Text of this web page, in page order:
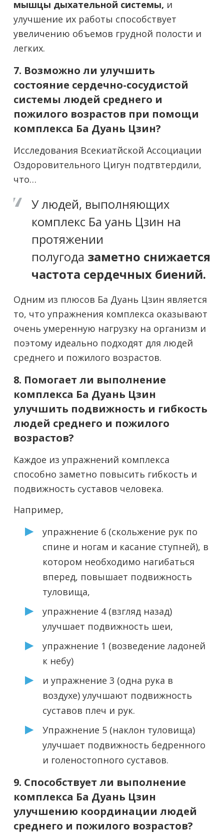
мышцы дыхательной системы, и
улучшение их работы способствует
увеличению объемов грудной полости и
легких.
7. Возможно ли улучшить
состояние сердечно-сосудистой
системы людей среднего и
пожилого возрастов при помощи
комплекса Ба Дуань Цзин?
Исследования Всекиатйской Ассоциации
Оздоровительного Цигун подтвтердили,
что…
У людей, выполняющих
комплекс Ба уань Цзин на
протяжении
полугода заметно снижается
частота сердечных биений.
Одним из плюсов Ба Дуань Цзин является
то, что упражнения комплекса оказывают
очень умеренную нагрузку на организм и
поэтому идеально подходят для людей
среднего и пожилого возрастов.
8. Помогает ли выполнение
комплекса Ба Дуань Цзин
улучшить подвижность и гибкость
людей среднего и пожилого
возрастов?
Каждое из упражнений комплекса
способно заметно повысить гибкость и
подвижность суставов человека.
Например,
упражнение 6 (скольжение рук по
спине и ногам и касание ступней), в
котором необходимо нагибаться
вперед, повышает подвижность
туловища,
упражнение 4 (взгляд назад)
улучшает подвижность шеи,
упражнение 1 (возведение ладоней
к небу)
и упражнение 3 (одна рука в
воздухе) улучшают подвижность
суставов плеч и рук.
Упражнение 5 (наклон туловища)
улучшает подвижность бедренного
и голеностопного суставов.
9. Способствует ли выполнение
комплекса Ба Дуань Цзин
улучшению координации людей
среднего и пожилого возрастов?